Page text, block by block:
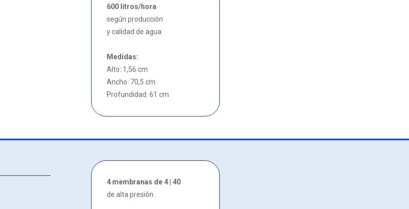
600 litros/hora
según producción
y calidad de agua
Medidas:
Alto: 1,56 cm
Ancho: 70,5 cm
Profundidad: 61 cm
4 membranas de 4 | 40
de alta presión